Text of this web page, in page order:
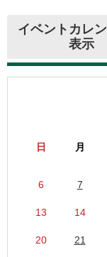
イベントカレ
表示
日 月
6
7
13 14
20 21